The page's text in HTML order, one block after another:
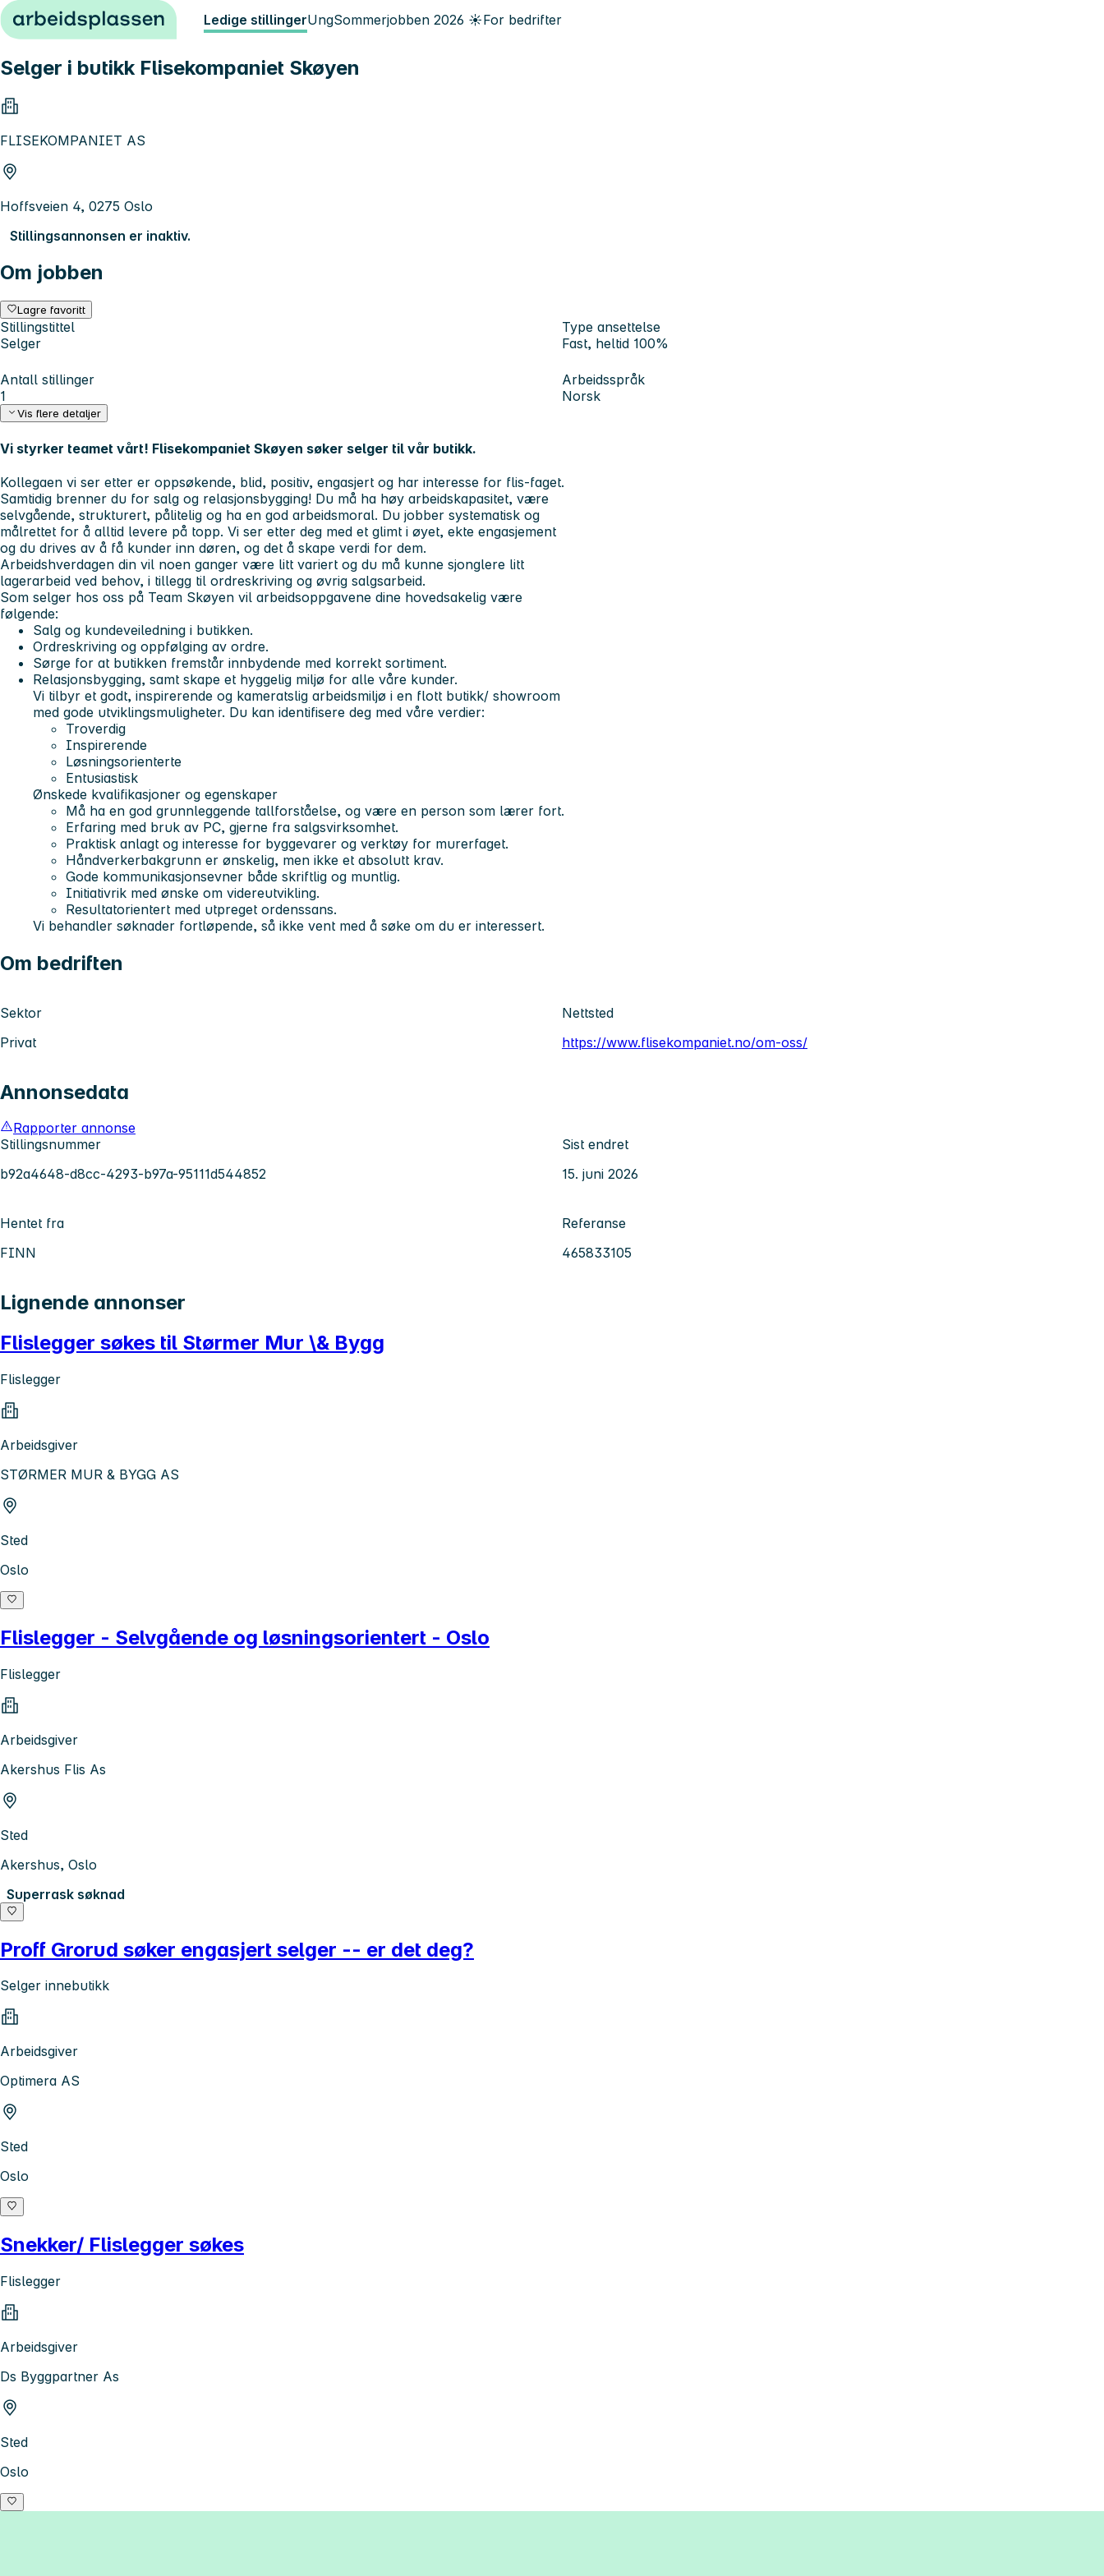
Hopp til innhold Ledige stillingerUngSommerjobben 2026 ☀️For bedrifter
Selger i butikk Flisekompaniet Skøyen
FLISEKOMPANIET AS
Hoffsveien 4, 0275 Oslo
Stillingsannonsen er inaktiv.
Om jobben
Lagre favoritt
Stillingstittel
Selger
Type ansettelse
Fast, heltid 100%
Antall stillinger
1
Arbeidsspråk
Norsk
Vis flere detaljer
Vi styrker teamet vårt! Flisekompaniet Skøyen søker selger til vår butikk.
Kollegaen vi ser etter er oppsøkende, blid, positiv, engasjert og har interesse for flis-faget.
Samtidig brenner du for salg og relasjonsbygging! Du må ha høy arbeidskapasitet, være
selvgående, strukturert, pålitelig og ha en god arbeidsmoral. Du jobber systematisk og
målrettet for å alltid levere på topp. Vi ser etter deg med et glimt i øyet, ekte engasjement
og du drives av å få kunder inn døren, og det å skape verdi for dem.
Arbeidshverdagen din vil noen ganger være litt variert og du må kunne sjonglere litt
lagerarbeid ved behov, i tillegg til ordreskriving og øvrig salgsarbeid.
Som selger hos oss på Team Skøyen vil arbeidsoppgavene dine hovedsakelig være
følgende:
Salg og kundeveiledning i butikken.
Ordreskriving og oppfølging av ordre.
Sørge for at butikken fremstår innbydende med korrekt sortiment.
Relasjonsbygging, samt skape et hyggelig miljø for alle våre kunder.
Vi tilbyr et godt, inspirerende og kameratslig arbeidsmiljø i en flott butikk/ showroom
med gode utviklingsmuligheter. Du kan identifisere deg med våre verdier:
Troverdig
Inspirerende
Løsningsorienterte
Entusiastisk
Ønskede kvalifikasjoner og egenskaper
Må ha en god grunnleggende tallforståelse, og være en person som lærer fort.
Erfaring med bruk av PC, gjerne fra salgsvirksomhet.
Praktisk anlagt og interesse for byggevarer og verktøy for murerfaget.
Håndverkerbakgrunn er ønskelig, men ikke et absolutt krav.
Gode kommunikasjonsevner både skriftlig og muntlig.
Initiativrik med ønske om videreutvikling.
Resultatorientert med utpreget ordenssans.
Vi behandler søknader fortløpende, så ikke vent med å søke om du er interessert.
Om bedriften
Sektor
Privat
Nettsted
https://www.flisekompaniet.no/om-oss/
Annonsedata
Rapporter annonse
Stillingsnummer
b92a4648-d8cc-4293-b97a-95111d544852
Sist endret
15. juni 2026
Hentet fra
FINN
Referanse
465833105
Lignende annonser
Flislegger søkes til Størmer Mur \& Bygg
Flislegger
Arbeidsgiver
STØRMER MUR & BYGG AS
Sted
Oslo
Flislegger - Selvgående og løsningsorientert - Oslo
Flislegger
Arbeidsgiver
Akershus Flis As
Sted
Akershus, Oslo
Superrask søknad
Proff Grorud søker engasjert selger -- er det deg?
Selger innebutikk
Arbeidsgiver
Optimera AS
Sted
Oslo
Snekker/ Flislegger søkes
Flislegger
Arbeidsgiver
Ds Byggpartner As
Sted
Oslo